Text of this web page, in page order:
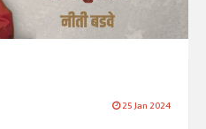
25 Jan 2024